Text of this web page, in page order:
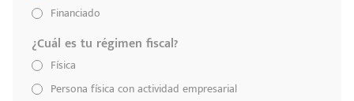
Financiado
¿Cuál es tu régimen fiscal?
Física
Persona física con actividad empresarial